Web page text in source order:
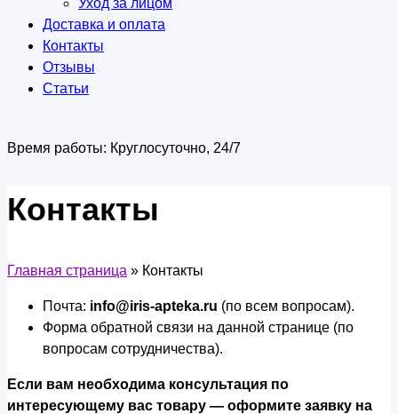
Уход за лицом
Доставка и оплата
Контакты
Отзывы
Статьи
Время работы: Круглосуточно, 24/7
Контакты
Главная страница » Контакты
Почта: info@iris-apteka.ru (по всем вопросам).
Форма обратной связи на данной странице (по
вопросам сотрудничества).
Если вам необходима консультация по
интересующему вас товару — оформите заявку на